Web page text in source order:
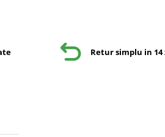
Retur simplu in 14